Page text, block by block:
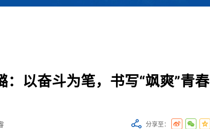
：以奋斗为笔，书写“飒爽”青春
分享至：